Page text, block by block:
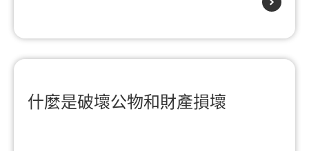
什麼是破壞公物和財產損壞